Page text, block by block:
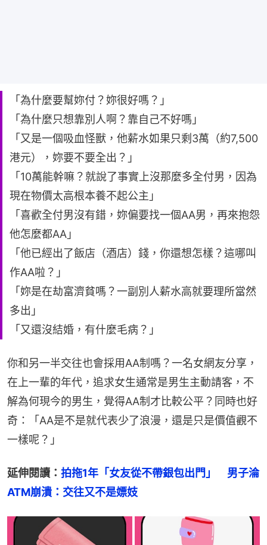
「為什麼要幫妳付？妳很好嗎？」
「為什麼只想靠別人啊？靠自己不好嗎」
「又是一個吸血怪獸，他薪水如果只剩3萬（約7,500
港元），妳要不要全出？」
「10萬能幹嘛？就說了事實上沒那麼多全付男，因為
現在物價太高根本養不起公主」
「喜歡全付男沒有錯，妳偏要找一個AA男，再來抱怨
他怎麼都AA」
「他已經出了飯店（酒店）錢，你還想怎樣？這哪叫
作AA啦？」
「妳是在劫富濟貧嗎？一副別人薪水高就要理所當然
多出」
「又還沒結婚，有什麼毛病？」
你和另一半交往也會採用AA制嗎？一名女網友分享，
在上一輩的年代，追求女生通常是男生主動請客，不
解為何現今的男生，覺得AA制才比較公平？同時也好
奇：「AA是不是就代表少了浪漫，還是只是價值觀不
一樣呢？」
延伸閱讀： 拍拖1年「女友從不帶銀包出門」　男子淪
ATM崩潰：交往又不是嫖妓